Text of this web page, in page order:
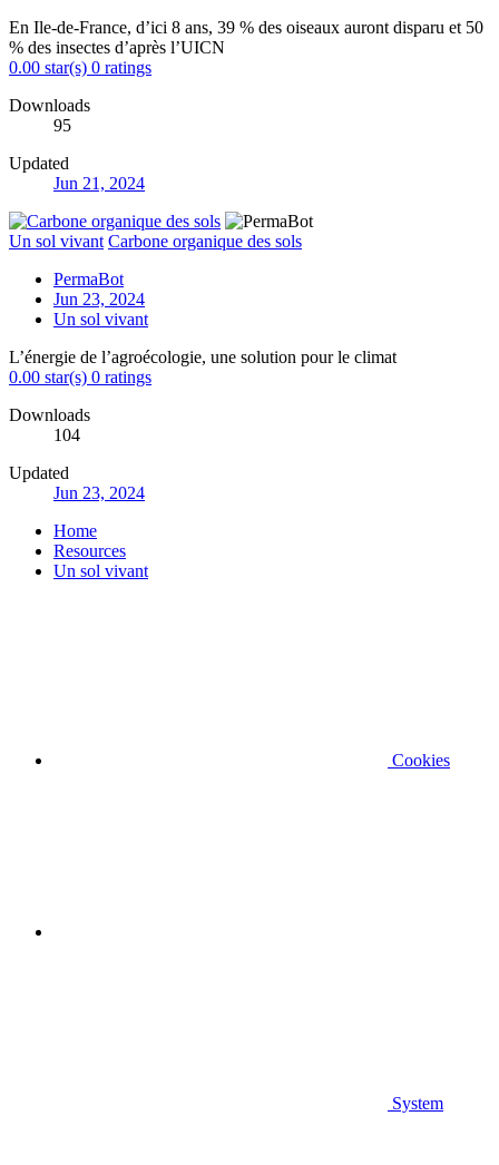
En Ile-de-France, d’ici 8 ans, 39 % des oiseaux auront disparu et 50
% des insectes d’après l’UICN
0.00 star(s) 0 ratings
Downloads
95
Updated
Jun 21, 2024
Un sol vivant Carbone organique des sols
PermaBot
Jun 23, 2024
Un sol vivant
L’énergie de l’agroécologie, une solution pour le climat
0.00 star(s) 0 ratings
Downloads
104
Updated
Jun 23, 2024
Home
Resources
Un sol vivant
Cookies
System